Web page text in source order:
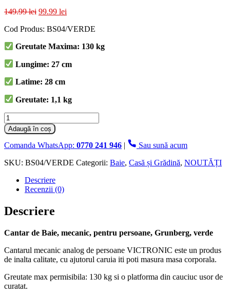
149.99lei Prețul
a
149.99 lei.
99.99 lei
este:
Cod Produs: BS04/VERDE
Greutate Maxima: 130 kg
Lungime: 27 cm
Latime: 28 cm
Greutate: 1,1 kg
Cantitate
Cantar
de
Baie,
pentru
Grunberg,
verde
Adaugă în coș
Comanda WhatsApp: 0770 241 946 |
Sau sună acum
SKU: BS04/VERDE Categorii: Baie, Casă și Grădină, NOUTĂȚI
Descriere
Recenzii (0)
Descriere
Cantar de Baie, mecanic, pentru persoane, Grunberg, verde
Cantarul mecanic analog de persoane VICTRONIC este un produs
de inalta calitate, cu ajutorul caruia iti poti masura masa corporala.
Greutate max permisibila: 130 kg si o platforma din cauciuc usor de
curatat.